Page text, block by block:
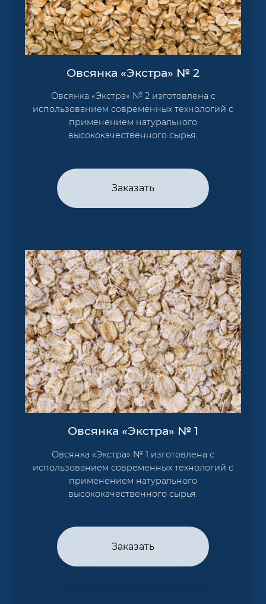
Овсянка «Экстра» № 2
Овсянка «Экстра» № 2 изготовлена с
использованием современных технологий с
применением натурального
высококачественного сырья.
Заказать
Овсянка «Экстра» № 1
Овсянка «Экстра» № 1 изготовлена с
использованием современных технологий с
применением натурального
высококачественного сырья.
Заказать